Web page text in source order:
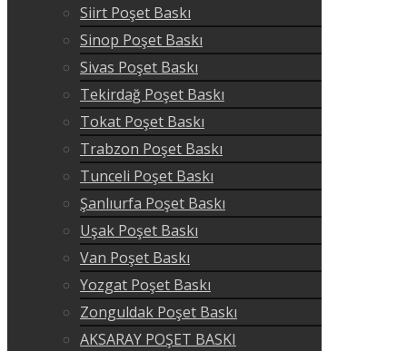
Siirt Poşet Baskı
Sinop Poşet Baskı
Sivas Poşet Baskı
Tekirdağ Poşet Baskı
Tokat Poşet Baskı
Trabzon Poşet Baskı
Tunceli Poşet Baskı
Şanlıurfa Poşet Baskı
Uşak Poşet Baskı
Van Poşet Baskı
Yozgat Poşet Baskı
Zonguldak Poşet Baskı
AKSARAY POŞET BASKI